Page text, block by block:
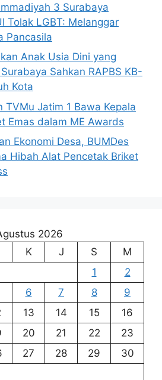
3 Surabaya
Tolak LGBT: Melanggar
Pancasila
Anak Usia Dini yang
Sahkan RAPBS KB-
Kota
TVMu Jatim 1 Bawa Kepala
Emas dalam ME Awards
Ekonomi Desa, BUMDes
Hibah Alat Pencetak Briket
2026
K J S
M
1
2
6 7 8
9
13 14 15
16
20 21 22
23
27 28 29
30